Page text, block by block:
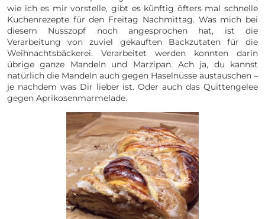
wie ich es mir vorstelle, gibt es künftig öfters mal schnelle
Kuchenrezepte für den Freitag Nachmittag. Was mich bei
diesem Nusszopf noch angesprochen hat, ist die
Verarbeitung von zuviel gekauften Backzutaten für die
Weihnachtsbäckerei. Verarbeitet werden konnten darin
übrige ganze Mandeln und Marzipan. Ach ja, du kannst
natürlich die Mandeln auch gegen Haselnüsse austauschen –
je nachdem was Dir lieber ist. Oder auch das Quittengelee
gegen Aprikosenmarmelade.